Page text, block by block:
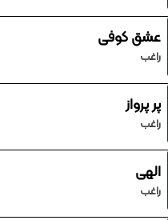
عشق کوفی
راغب
پر پرواز
راغب
الهی
راغب